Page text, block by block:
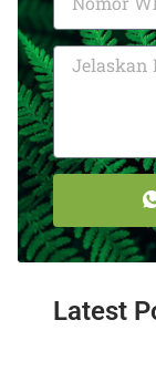
Latest